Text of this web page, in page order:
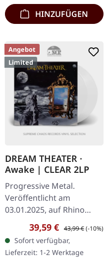
HINZUFÜGEN
Angebot
Limited
DREAM THEATER ·
Awake | CLEAR 2LP
Progressive Metal.
Veröffentlicht am
03.01.2025, auf Rhino
Entertainment. Clear
Doppel-Vinyl im Gatefold-
Cover, limitierte Auflage.
Das Album "Awake"…
Verkaufspreis:
39,59 € Regulärer Preis:
43,99 €(-10%)
Sofort verfügbar,
Lieferzeit: 1-2 Werktage